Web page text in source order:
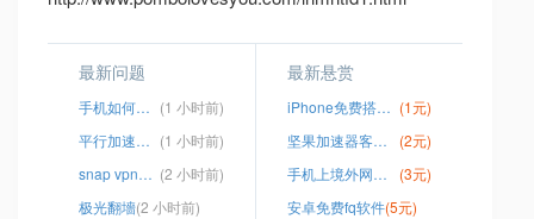
最新问题
手机如何自己搭梯子 (1 小时前)
平行加速器安卓下载 (1 小时前)
snap vpn破解版 (2 小时前)
极光翻墻(2 小时前)
最新悬赏
iPhone免费搭梯子上外网 (1元)
坚果加速器客户端
(2元)
手机上境外网加速软件
(3元)
安卓免费fq软件(5元)